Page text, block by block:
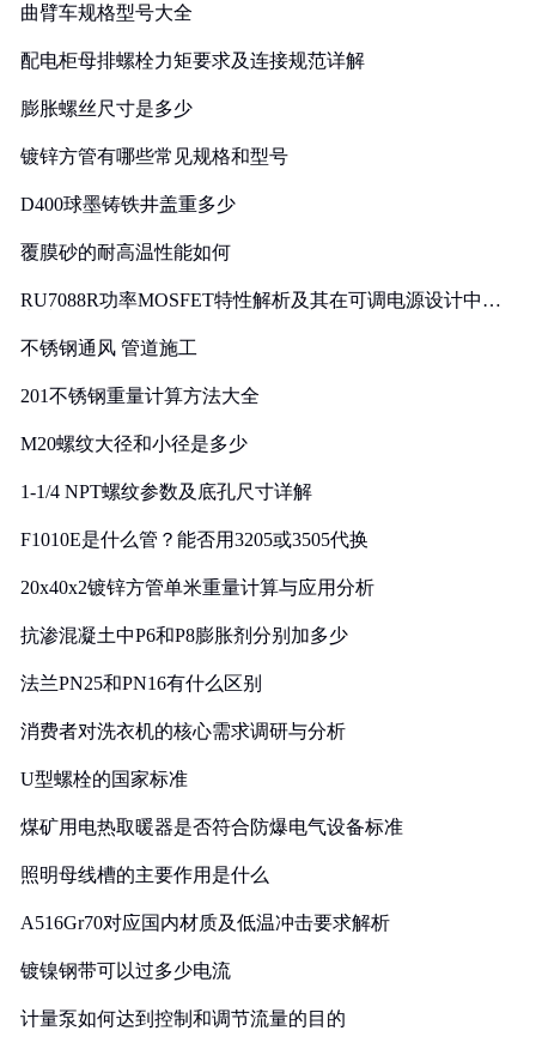
曲臂车规格型号大全
配电柜母排螺栓力矩要求及连接规范详解
膨胀螺丝尺寸是多少
镀锌方管有哪些常见规格和型号
D400球墨铸铁井盖重多少
覆膜砂的耐高温性能如何
RU7088R功率MOSFET特性解析及其在可调电源设计中的
不锈钢通风 管道施工
201不锈钢重量计算方法大全
M20螺纹大径和小径是多少
1-1/4 NPT螺纹参数及底孔尺寸详解
F1010E是什么管？能否用3205或3505代换
20x40x2镀锌方管单米重量计算与应用分析
抗渗混凝土中P6和P8膨胀剂分别加多少
法兰PN25和PN16有什么区别
消费者对洗衣机的核心需求调研与分析
U型螺栓的国家标准
煤矿用电热取暖器是否符合防爆电气设备标准
照明母线槽的主要作用是什么
A516Gr70对应国内材质及低温冲击要求解析
镀镍钢带可以过多少电流
计量泵如何达到控制和调节流量的目的